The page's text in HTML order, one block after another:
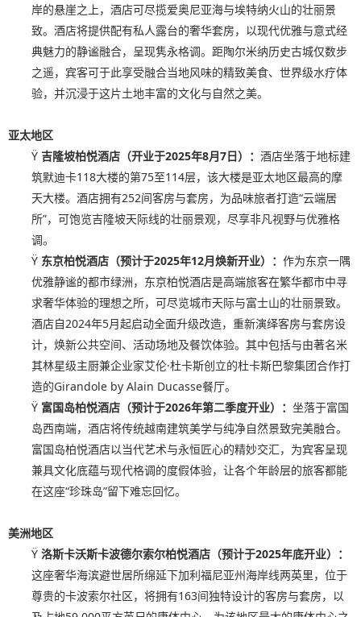
岸的悬崖之上，酒店可尽揽爱奥尼亚海与埃特纳火山的壮丽景
致。酒店将提供配有私人露台的奢华套房，以现代优雅与意式经
典魅力的静谧融合，呈现隽永格调。距陶尔米纳历史古城仅数步
之遥，宾客可于此享受融合当地风味的精致美食、世界级水疗体
验，并沉浸于这片土地丰富的文化与自然之美。
亚太地区
Ÿ吉隆坡柏悦酒店（开业于2025年8月7日）：酒店坐落于地标建
筑默迪卡118大楼的第75至114层，该大楼是亚太地区最高的摩
天大楼。酒店拥有252间客房与套房，为品味旅者打造“云端居
所”，可饱览吉隆坡天际线的壮丽景观，尽享非凡视野与优雅格
调。
Ÿ 东京柏悦酒店（预计于2025年12月焕新开业）：作为东京一隅
优雅静谧的都市绿洲，东京柏悦酒店是高端旅客在繁华都市中寻
求奢华体验的理想之所，可尽览城市天际与富士山的壮丽景致。
酒店自2024年5月起启动全面升级改造，重新演绎客房与套房设
计，焕新公共空间、活动场地及餐饮体验。其中包括与由著名米
其林星级主厨兼企业家艾伦·杜卡斯创立的杜卡斯巴黎集团合作打
造的Girandole by Alain Ducasse餐厅。
Ÿ 富国岛柏悦酒店（预计于2026年第二季度开业）：坐落于富国
岛西南端，酒店将传统越南建筑美学与纯净自然景致完美融合。
富国岛柏悦酒店以当代艺术与永恒匠心的精妙交汇，为宾客呈现
兼具文化底蕴与现代格调的度假体验，让各个年龄层的旅客都能
在这座“珍珠岛”留下难忘回忆。
美洲地区
Ÿ洛斯卡沃斯卡波德尔索尔柏悦酒店 （预计于2025年底开业）：
这座奢华海滨避世居所绵延下加利福尼亚州海岸线两英里，位于
尊贵的卡波索尔社区，将拥有163间独特设计的客房与套房，以